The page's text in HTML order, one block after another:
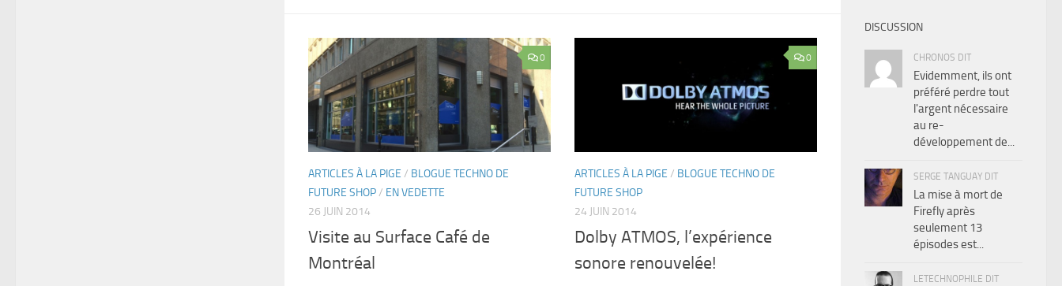
0
ARTICLES À LA PIGE / BLOGUE TECHNO DE
FUTURE SHOP/ EN VEDETTE
26 JUIN 2014
Visite au Surface Café de
Montréal
0
ARTICLES À LA PIGE / BLOGUE TECHNO DE
FUTURE SHOP
24 JUIN 2014
Dolby ATMOS, l’expérience
sonore renouvelée!
DISCUSSION
CHRONOS DIT
Evidemment, ils ont
préféré perdre tout
l'argent nécessaire
au re-
développement de...
SERGE TANGUAY DIT
La mise à mort de
Firefly après
seulement 13
épisodes est...
LETECHNOPHILE DIT